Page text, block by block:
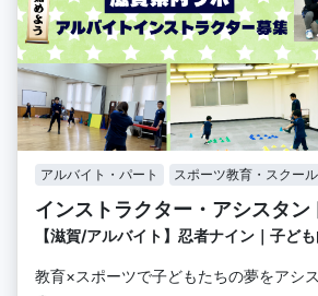
アルバイト・パート スポーツ教育・スクール
インストラクター・アシスタン
【滋賀/アルバイト】忍者ナイン｜子ど
教育×スポーツで子どもたちの夢をアシ